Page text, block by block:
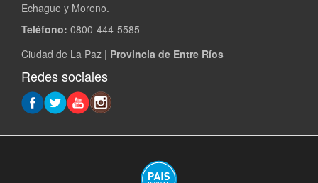
Echague y Moreno.
Teléfono: 0800-444-5585
Ciudad de La Paz | Provincia de Entre Ríos
Redes sociales